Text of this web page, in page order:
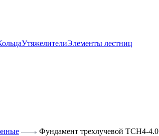
УтяжелителиЭлементы лестниц
Фундамент трехлучевой ТСН4-4.0